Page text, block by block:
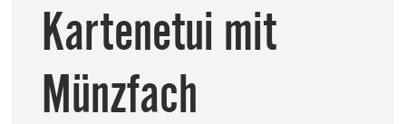
Kartenetui mit
Münzfach